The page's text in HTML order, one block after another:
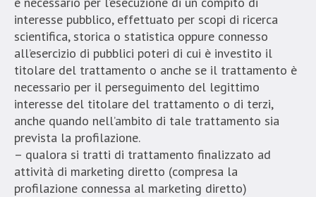
interesse pubblico, effettuato per scopi di ricerca
scientifica, storica o statistica oppure connesso
all’esercizio di pubblici poteri di cui è investito il
titolare del trattamento o anche se il trattamento è
necessario per il perseguimento del legittimo
interesse del titolare del trattamento o di terzi,
anche quando nell’ambito di tale trattamento sia
prevista la profilazione.
– qualora si tratti di trattamento finalizzato ad
attività di marketing diretto (compresa la
profilazione connessa al marketing diretto)